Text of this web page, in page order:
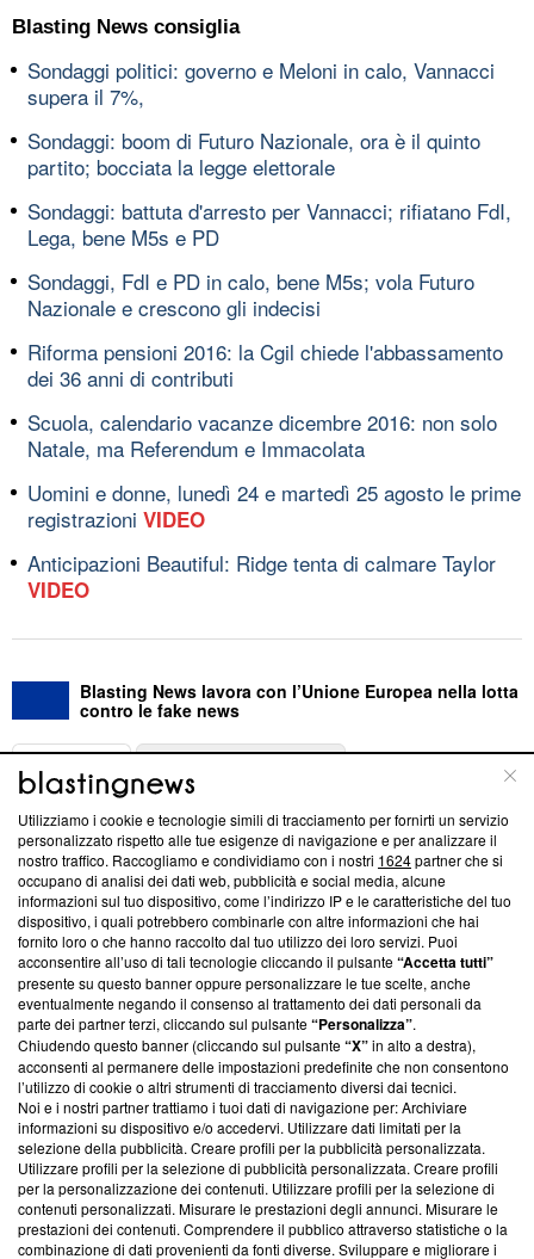
Blasting News consiglia
Sondaggi politici: governo e Meloni in calo, Vannacci
supera il 7%,
Sondaggi: boom di Futuro Nazionale, ora è il quinto
partito; bocciata la legge elettorale
Sondaggi: battuta d'arresto per Vannacci; rifiatano FdI,
Lega, bene M5s e PD
Sondaggi, FdI e PD in calo, bene M5s; vola Futuro
Nazionale e crescono gli indecisi
Riforma pensioni 2016: la Cgil chiede l'abbassamento
dei 36 anni di contributi
Scuola, calendario vacanze dicembre 2016: non solo
Natale, ma Referendum e Immacolata
Uomini e donne, lunedì 24 e martedì 25 agosto le prime
registrazioni VIDEO
Anticipazioni Beautiful: Ridge tenta di calmare Taylor
VIDEO
Blasting News lavora con l’Unione Europea nella lotta
contro le fake news
ABOUT
Questa sezione offre informazioni trasparenti su Blasting
News, sui nostri processi editoriali e su come ci impegniamo a
creare news di qualità. Inoltre, afferma la nostra aderenza a
‘Trust Project - News with Integrity’Blasting News non è
ancora membro del programma, ma ha richiesto di farne
parte; Trust Project non ha ancora effettuato una verifica di
conformità agli standard.
Su di noi
Team editoriale
Corporate
Redazione
Informativa Privacy
Cookie Policy
Utilizziamo i cookie e tecnologie simili di tracciamento per fornirti un servizio
personalizzato rispetto alle tue esigenze di navigazione e per analizzare il
nostro traffico. Raccogliamo e condividiamo con i nostri 1624partner che si
occupano di analisi dei dati web, pubblicità e social media, alcune
informazioni sul tuo dispositivo, come l’indirizzo IP e le caratteristiche del tuo
dispositivo, i quali potrebbero combinarle con altre informazioni che hai
fornito loro o che hanno raccolto dal tuo utilizzo dei loro servizi. Puoi
acconsentire all’uso di tali tecnologie cliccando il pulsante“Accetta tutti”
presente su questo banner oppure personalizzare le tue scelte, anche
eventualmente negando il consenso al trattamento dei dati personali da
parte dei partner terzi, cliccando sul pulsante“Personalizza”.
Chiudendo questo banner (cliccando sul pulsante“X”in alto a destra),
acconsenti al permanere delle impostazioni predefinite che non consentono
l’utilizzo di cookie o altri strumenti di tracciamento diversi dai tecnici.
Noi e i nostri partner trattiamo i tuoi dati di navigazione per: Archiviare
informazioni su dispositivo e/o accedervi. Utilizzare dati limitati per la
selezione della pubblicità. Creare profili per la pubblicità personalizzata.
Utilizzare profili per la selezione di pubblicità personalizzata. Creare profili
per la personalizzazione dei contenuti. Utilizzare profili per la selezione di
contenuti personalizzati. Misurare le prestazioni degli annunci. Misurare le
prestazioni dei contenuti. Comprendere il pubblico attraverso statistiche o la
combinazione di dati provenienti da fonti diverse. Sviluppare e migliorare i